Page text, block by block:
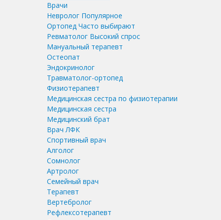
Врачи
Невролог Популярное
Ортопед Часто выбирают
Ревматолог Высокий спрос
Мануальный терапевт
Остеопат
Эндокринолог
Травматолог-ортопед
Физиотерапевт
Медицинская сестра по физиотерапии
Медицинская сестра
Медицинский брат
Врач ЛФК
Спортивный врач
Алголог
Сомнолог
Артролог
Семейный врач
Терапевт
Вертебролог
Рефлексотерапевт